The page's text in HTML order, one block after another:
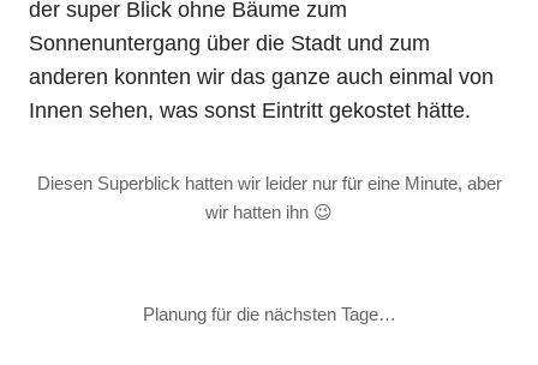
der super Blick ohne Bäume zum
Sonnenuntergang über die Stadt und zum
anderen konnten wir das ganze auch einmal von
Innen sehen, was sonst Eintritt gekostet hätte.
Diesen Superblick hatten wir leider nur für eine Minute, aber
wir hatten ihn 😉
Planung für die nächsten Tage…